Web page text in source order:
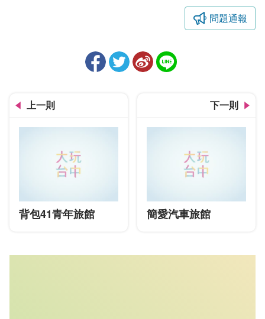
問題通報
上一則
背包41青年旅館
下一則
簡愛汽車旅館